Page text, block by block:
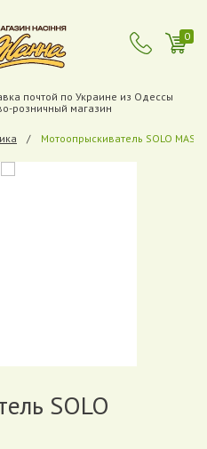
0
почтой по Украине из Одессы
розничный магазин
Мотоопрыскиватель SOLO
SOLO